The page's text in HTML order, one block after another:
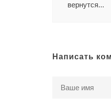
вернутся...
Написать